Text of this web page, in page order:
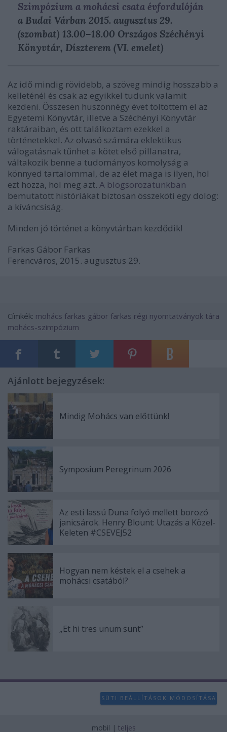
Szimpózium a mohácsi csata évfordulóján
a Budai Várban 2015. augusztus 29.
(szombat) 13.00–18.00 Országos Széchényi
Könyvtár, Díszterem (VI. emelet)
Az idő mindig rövidebb, a szöveg mindig hosszabb a
kelleténél és csak az egyikkel tudunk valamit
kezdeni. Összesen huszonnégy évet töltöttem el az
Egyetemi Könyvtár, illetve a Széchényi Könyvtár
raktáraiban, és ott találkoztam ezekkel a
történetekkel. Az olvasó számára eklektikus
válogatásnak tűnhet a kötet első pillanatra,
váltakozik benne a tudományos komolyság a
könnyed tartalommal, de az élet maga is ilyen, hol
ezt hozza, hol meg azt. A blogsorozatunkban
bemutatott históriákat biztosan összeköti egy dolog:
a kíváncsiság.
Minden jó történet a könyvtárban kezdődik!
Farkas Gábor Farkas
Ferencváros, 2015. augusztus 29.
Címkék: mohács farkas gábor farkas régi nyomtatványok tára
mohács-szimpózium
Ajánlott bejegyzések:
Mindig Mohács van előttünk!
Symposium Peregrinum 2026
Az esti lassú Duna folyó mellett borozó
janicsárok. Henry Blount: Utazás a Közel-
Keleten #CSEVEJ52
Hogyan nem késtek el a csehek a
mohácsi csatából?
„Et hi tres unum sunt”
SÜTI BEÁLLÍTÁSOK MÓDOSÍTÁSA
mobil | teljes